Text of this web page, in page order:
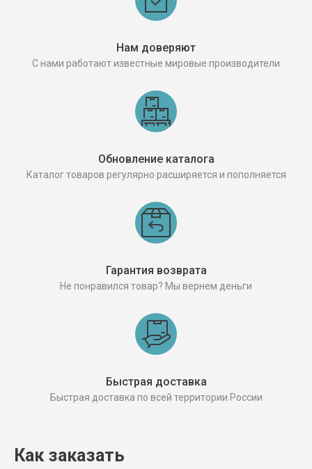
Нам доверяют
С нами работают известные мировые производители
Обновление каталога
Каталог товаров регулярно расширяется и пополняется
Гарантия возврата
Не понравился товар? Мы вернем деньги
Быстрая доставка
Быстрая доставка по всей территории России
Как заказать